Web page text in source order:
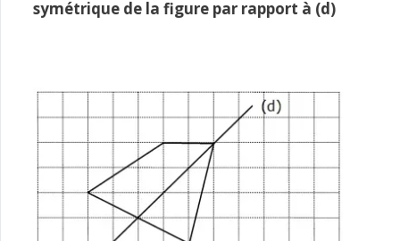
symétrique de la figure par rapport à (d)